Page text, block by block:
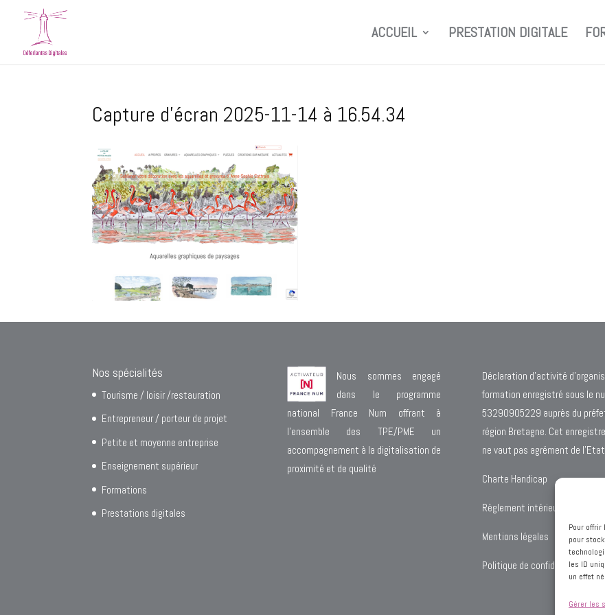
Pour
pour
les ID
un effet
Gérer les
ACCUEIL PRESTATION DIGITALE
Capture d’écran 2025-11-14 à 16.54.34
Nos spécialités
Tourisme / loisir /restauration
Entrepreneur / porteur de projet
Petite et moyenne entreprise
Enseignement supérieur
Formations
Prestations digitales
Nous sommes engagé
dans le programme
national France Num offrant à
l’ensemble des TPE/PME un
accompagnement à la digitalisation de
proximité et de qualité
Déclaration d’activité
formation enregistré sous le
53290905229 auprès du
région Bretagne. Cet
ne vaut pas agrément de l’Etat.
Charte Handicap
Règlement intérieur OF
Mentions légales
Politique de confidentialité